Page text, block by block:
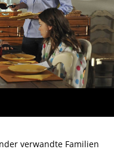
verwandte Familien